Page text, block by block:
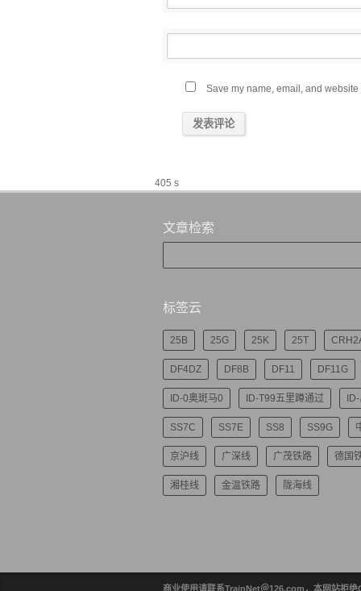
Save my name, email, and
405 s
文章检索
标签云
25B 25G 25K 25T
DF4DZ DF8B DF11 DF11G
ID-0奥斑马0 ID-T99五里蹲通过
SS7C SS7E SS8 SS9G
京沪线 广深线 广茂铁路 德国
湘桂线 金温铁路 陇海线
商业使用请联系TrainNet＠126.com，本网站拒绝